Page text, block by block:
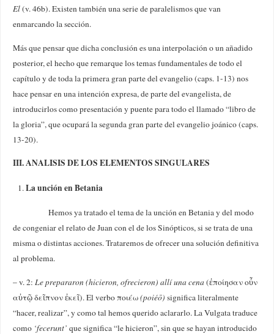
El(v. 46b). Existen también una serie de paralelismos que van
enmarcando la sección.
Más que pensar que dicha conclusión es una interpolación o un añadido
posterior, el hecho que remarque los temas fundamentales de todo el
capítulo y de toda la primera gran parte del evangelio (caps. 1-13) nos
hace pensar en una intención expresa, de parte del evangelista, de
introducirlos como presentación y puente para todo el llamado “libro de
la gloria”, que ocupará la segunda gran parte del evangelio joánico (caps.
13-20).
III. ANALISIS DE LOS ELEMENTOS SINGULARES
La unción en Betania
Hemos ya tratado el tema de la unción en Betania y del modo
de congeniar el relato de Juan con el de los Sinópticos, si se trata de una
misma o distintas acciones. Trataremos de ofrecer una solución definitiva
al problema.
– v. 2: Le prepararon (hicieron, ofrecieron) allí una cena(ἐποίησαν οὖν
αὐτῷ δεῖπνον ἐκεῖ). El verbo ποιέω(poiéō)significa literalmente
“hacer, realizar”, y como tal hemos querido aclararlo. La Vulgata traduce
como ‘fecerunt’que significa “le hicieron”, sin que se hayan introducido